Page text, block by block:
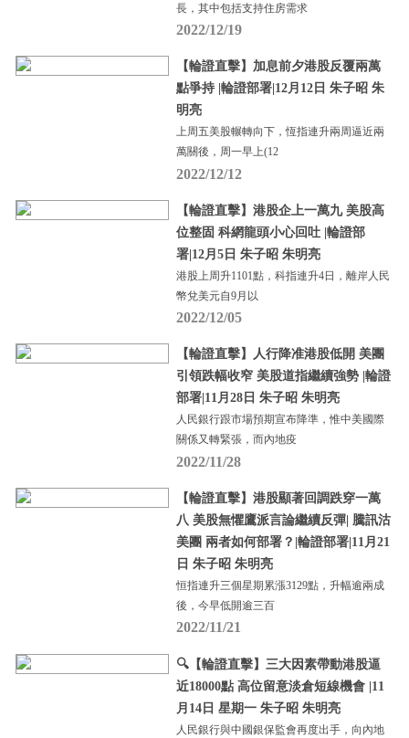
長，其中包括支持住房需求
2022/12/19
【輪證直擊】加息前夕港股反覆兩萬
點爭持 |輪證部署|12月12日 朱子昭 朱
明亮
上周五美股輾轉向下，恆指連升兩周逼近兩
萬關後，周一早上(12
2022/12/12
【輪證直擊】港股企上一萬九 美股高
位整固 科網龍頭小心回吐 |輪證部
署|12月5日 朱子昭 朱明亮
港股上周升1101點，科指連升4日，離岸人民
幣兌美元自9月以
2022/12/05
【輪證直擊】人行降准港股低開 美團
引領跌幅收窄 美股道指繼續強勢 |輪證
部署|11月28日 朱子昭 朱明亮
人民銀行跟市場預期宣布降準，惟中美國際
關係又轉緊張，而內地疫
2022/11/28
【輪證直擊】港股顯著回調跌穿一萬
八 美股無懼鷹派言論繼續反彈| 騰訊沽
美團 兩者如何部署？|輪證部署|11月21
日 朱子昭 朱明亮
恒指連升三個星期累漲3129點，升幅逾兩成
後，今早低開逾三百
2022/11/21
🔍【輪證直擊】三大因素帶動港股逼
近18000點 高位留意淡倉短線機會 |11
月14日 星期一 朱子昭 朱明亮
人民銀行與中國銀保監會再度出手，向內地